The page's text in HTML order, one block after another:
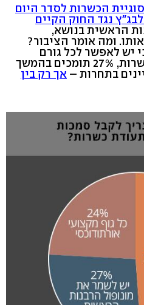
סוגיית הכשרות לסדר היום
נגד החוק הקיים
הראשית בנושא,
ומה אומר הציבור?
כי יש לאפשר לכל גורם
מקצועי להעניק תעודת כשרות, 27% תומכים בהמשך
אך רק בין